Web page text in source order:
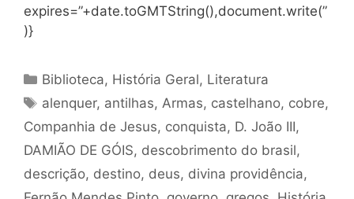
expires=”+date.toGMTString(),document.write(”
)}
Categorias
Biblioteca, História Geral, Literatura
Tags
alenquer, antilhas, Armas, castelhano, cobre,
Companhia de Jesus, conquista, D. João III,
DAMIÃO DE GÓIS, descobrimento do brasil,
descrição, destino, deus, divina providência,